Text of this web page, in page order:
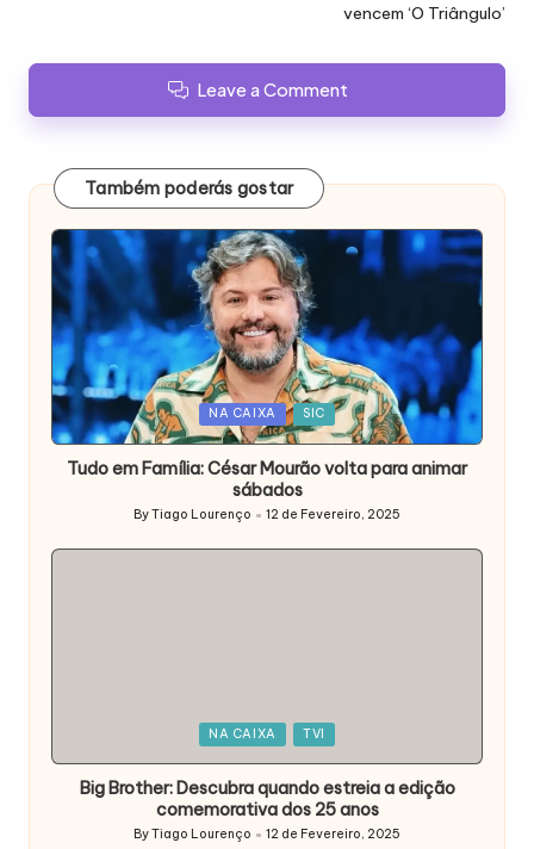
vencem ‘O Triângulo’
Leave a Comment
Também poderás gostar
Posted
in
NA CAIXA SIC
Tudo em Família: César Mourão volta para animar
sábados
Posted
by
ByTiago Lourenço 12 de Fevereiro, 2025
NA CAIXA TVI
Big Brother: Descubra quando estreia a edição
comemorativa dos 25 anos
Posted
ByTiago Lourenço 12 de Fevereiro, 2025